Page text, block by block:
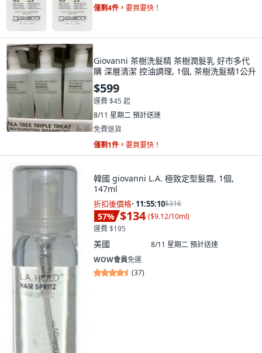
僅剩4件， 要買要快！
Giovanni 茶樹洗髮精 茶樹潤髮乳 好市多代
購 深層清潔 控油調理, 1個, 茶樹洗髮精1公升
$599
運費 $45 起
8/11 星期二預計送達
免費退貨
僅剩1件， 要買要快！
韓國 giovanni L.A. 極致定型髮霧, 1個,
147ml
折扣後價格· 11:55:08$316
57% $134 ($9.12/10ml)
運費 $195
美國 8/11 星期二預計送達
WOW會員免運
(37)